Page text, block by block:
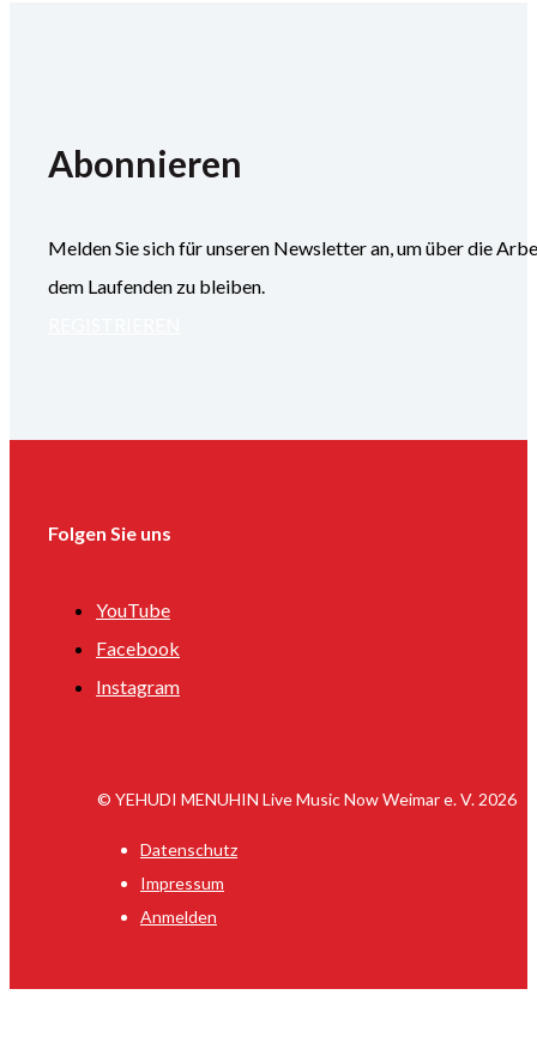
Abonnieren
Melden Sie sich für unseren Newsletter an, um über die
dem Laufenden zu bleiben.
Folgen Sie uns
YouTube
Facebook
Instagram
© YEHUDI MENUHIN Live Music Now Weimar e. V. 2026
Datenschutz
Impressum
Anmelden